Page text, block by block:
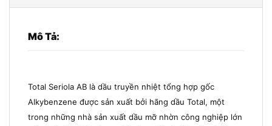
Mô Tả:
Total Seriola AB là dầu truyền nhiệt tổng hợp gốc
Alkybenzene được sản xuất bởi hãng dầu Total, một
trong những nhà sản xuất dầu mỡ nhờn công nghiệp lớn